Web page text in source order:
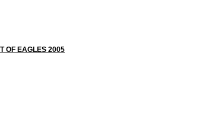
OF EAGLES 2005